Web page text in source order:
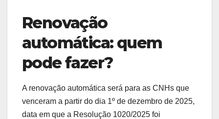
Renovação
automática: quem
pode fazer?
A renovação automática será para as CNHs que
venceram a partir do dia 1º de dezembro de 2025,
data em que a Resolução 1020/2025 foi